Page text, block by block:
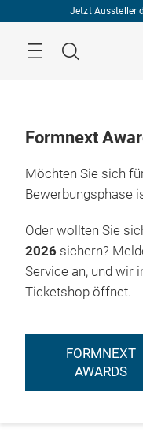
Jetzt Aussteller
Suche
Formnext
Möchten Sie sich
Bewerbungsphase
Oder wollten Sie
2026 sichern?
Service an, und wir
Ticketshop öffnet.
FORMNEXT
AWARDS